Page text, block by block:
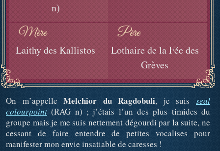
n)
Mère
Laithy des Kallistos
Père
Lothaire de la Fée des
Grèves
On m’appelleMelchior du Ragdobuli, je suisseal
colourpoint (RAG n) ; j’étais l’un des plus timides du
groupe mais je me suis nettement dégourdi par la suite, ne
cessant de faire entendre de petites vocalises pour
manifester mon envie insatiable de caresses !